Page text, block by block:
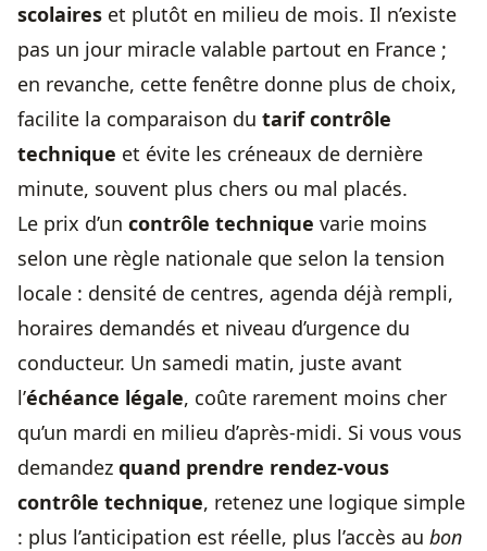
scolaires et plutôt en milieu de mois. Il n’existe
pas un jour miracle valable partout en France ;
en revanche, cette fenêtre donne plus de choix,
facilite la comparaison du tarif contrôle
technique et évite les créneaux de dernière
minute, souvent plus chers ou mal placés.
Le prix d’un contrôle technique varie moins
selon une règle nationale que selon la tension
locale : densité de centres, agenda déjà rempli,
horaires demandés et niveau d’urgence du
conducteur. Un samedi matin, juste avant
l’échéance légale, coûte rarement moins cher
qu’un mardi en milieu d’après-midi. Si vous vous
demandez quand prendre rendez-vous
contrôle technique, retenez une logique simple
: plus l’anticipation est réelle, plus l’accès au bon